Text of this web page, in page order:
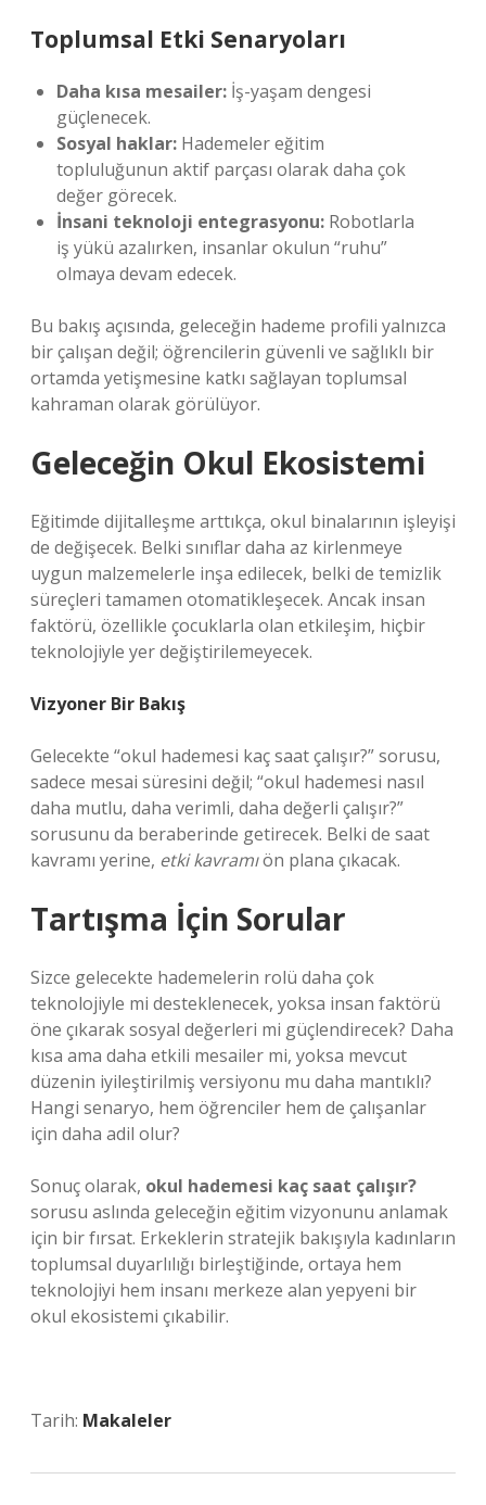
Toplumsal Etki Senaryoları
Daha kısa mesailer: İş-yaşam dengesi
güçlenecek.
Sosyal haklar: Hademeler eğitim
topluluğunun aktif parçası olarak daha çok
değer görecek.
İnsani teknoloji entegrasyonu: Robotlarla
iş yükü azalırken, insanlar okulun “ruhu”
olmaya devam edecek.
Bu bakış açısında, geleceğin hademe profili yalnızca
bir çalışan değil; öğrencilerin güvenli ve sağlıklı bir
ortamda yetişmesine katkı sağlayan toplumsal
kahraman olarak görülüyor.
Geleceğin Okul Ekosistemi
Eğitimde dijitalleşme arttıkça, okul binalarının işleyişi
de değişecek. Belki sınıflar daha az kirlenmeye
uygun malzemelerle inşa edilecek, belki de temizlik
süreçleri tamamen otomatikleşecek. Ancak insan
faktörü, özellikle çocuklarla olan etkileşim, hiçbir
teknolojiyle yer değiştirilemeyecek.
Vizyoner Bir Bakış
Gelecekte “okul hademesi kaç saat çalışır?” sorusu,
sadece mesai süresini değil; “okul hademesi nasıl
daha mutlu, daha verimli, daha değerli çalışır?”
sorusunu da beraberinde getirecek. Belki de saat
kavramı yerine, etki kavramıön plana çıkacak.
Tartışma İçin Sorular
Sizce gelecekte hademelerin rolü daha çok
teknolojiyle mi desteklenecek, yoksa insan faktörü
öne çıkarak sosyal değerleri mi güçlendirecek? Daha
kısa ama daha etkili mesailer mi, yoksa mevcut
düzenin iyileştirilmiş versiyonu mu daha mantıklı?
Hangi senaryo, hem öğrenciler hem de çalışanlar
için daha adil olur?
Sonuç olarak, okul hademesi kaç saat çalışır?
sorusu aslında geleceğin eğitim vizyonunu anlamak
için bir fırsat. Erkeklerin stratejik bakışıyla kadınların
toplumsal duyarlılığı birleştiğinde, ortaya hem
teknolojiyi hem insanı merkeze alan yepyeni bir
okul ekosistemi çıkabilir.
Tarih: Makaleler